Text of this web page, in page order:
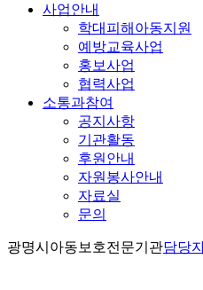
사업안내
학대피해아동지원
예방교육사업
홍보사업
협력사업
소통과참여
공지사항
기관활동
후원안내
자원봉사안내
자료실
문의
광명시아동보호전문기관담당